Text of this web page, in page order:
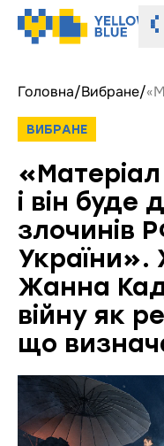
Головна/Вибране/
ВИБРАНЕ
і він буде
злочинів
України».
Жанна
війну як
що